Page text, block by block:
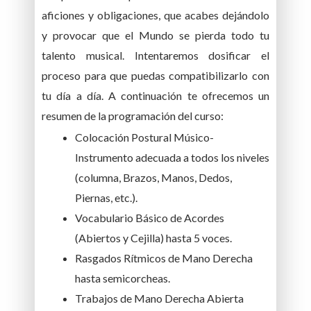
aficiones y obligaciones, que acabes dejándolo
y provocar que el Mundo se pierda todo tu
talento musical. Intentaremos dosificar el
proceso para que puedas compatibilizarlo con
tu día a día. A continuación te ofrecemos un
resumen de la programación del curso:
Colocación Postural Músico-
Instrumento adecuada a todos los niveles
(columna, Brazos, Manos, Dedos,
Piernas, etc.).
Vocabulario Básico de Acordes
(Abiertos y Cejilla) hasta 5 voces.
Rasgados Rítmicos de Mano Derecha
hasta semicorcheas.
Trabajos de Mano Derecha Abierta